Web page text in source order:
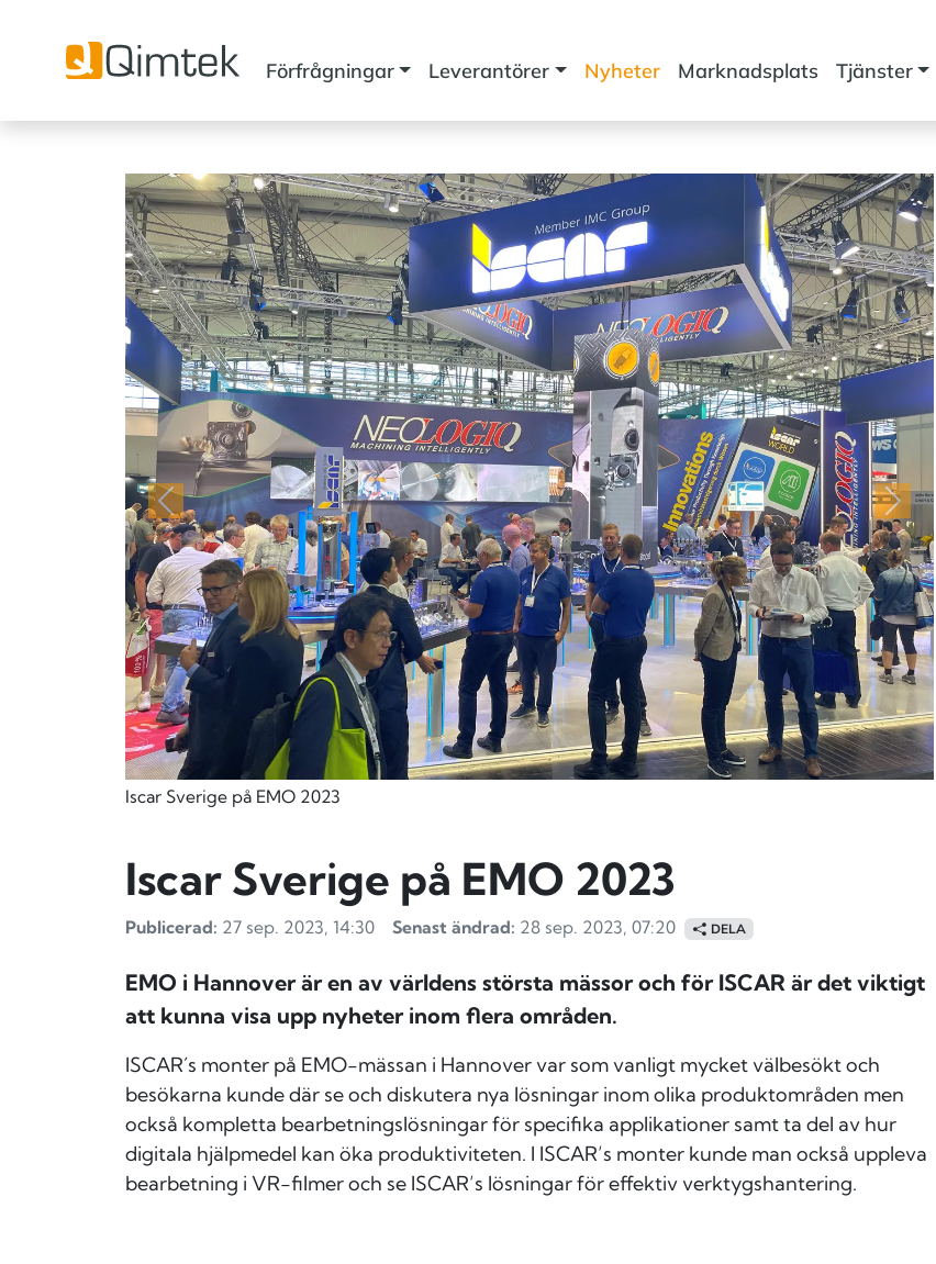
Förfrågningar Leverantörer Nyheter Marknadsplats Tjänster
Iscar Sverige på EMO 2023
Föregående Nästa
Iscar Sverige på EMO 2023
Publicerad: 27 sep. 2023, 14:30 Senast ändrad: 28 sep. 2023, 07:20 DELA
EMO i Hannover är en av världens största mässor och för ISCAR är det viktigt
att kunna visa upp nyheter inom flera områden.
ISCAR´s monter på EMO-mässan i Hannover var som vanligt mycket välbesökt och
besökarna kunde där se och diskutera nya lösningar inom olika produktområden men
också kompletta bearbetningslösningar för specifika applikationer samt ta del av hur
digitala hjälpmedel kan öka produktiviteten. I ISCAR’s monter kunde man också uppleva
bearbetning i VR-filmer och se ISCAR’s lösningar för effektiv verktygshantering.